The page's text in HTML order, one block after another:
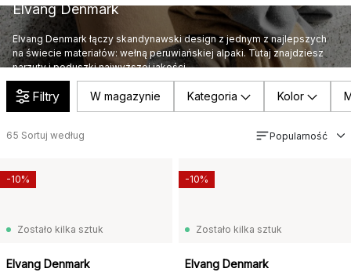
Elvang Denmark
Elvang Denmark łączy skandynawski design z jednym z najlepszych
na świecie materiałów: wełną peruwiańskiej alpaki. Tutaj znajdziesz
narzuty i poduszki najwyższej jakości.
Filtry W magazynie Kategoria Kolor
65 Sortuj według Popularność
Zostało kilka sztuk
Elvang Denmark
-10%
Zostało kilka sztuk
Elvang Denmark
-10%